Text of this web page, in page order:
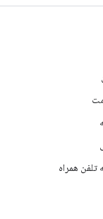
تلفن همراه